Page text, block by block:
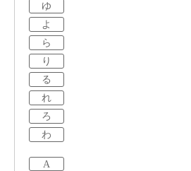
ゆ
よ
ら
り
る
れ
ろ
わ
A